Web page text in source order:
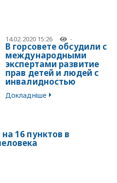
14.02.2020 15:26 -
В горсовете обсудили с
международными
экспертами развитие
прав детей и людей с
инвалидностью
Докладніше
16 пунктов в